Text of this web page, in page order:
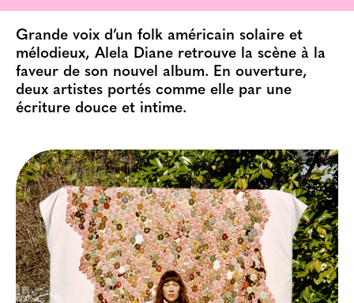
Grande voix d’un folk américain solaire et
mélodieux, Alela Diane retrouve la scène à la
faveur de son nouvel album. En ouverture,
deux artistes portés comme elle par une
écriture douce et intime.